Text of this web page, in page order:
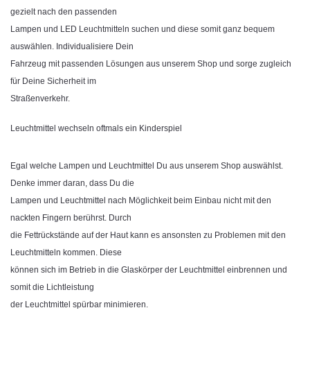
gezielt nach den passenden
Lampen und LED Leuchtmitteln suchen und diese somit ganz bequem
auswählen. Individualisiere Dein
Fahrzeug mit passenden Lösungen aus unserem Shop und sorge zugleich
für Deine Sicherheit im
Straßenverkehr.
Leuchtmittel wechseln oftmals ein Kinderspiel
Egal welche Lampen und Leuchtmittel Du aus unserem Shop auswählst.
Denke immer daran, dass Du die
Lampen und Leuchtmittel nach Möglichkeit beim Einbau nicht mit den
nackten Fingern berührst. Durch
die Fettrückstände auf der Haut kann es ansonsten zu Problemen mit den
Leuchtmitteln kommen. Diese
können sich im Betrieb in die Glaskörper der Leuchtmittel einbrennen und
somit die Lichtleistung
der Leuchtmittel spürbar minimieren.